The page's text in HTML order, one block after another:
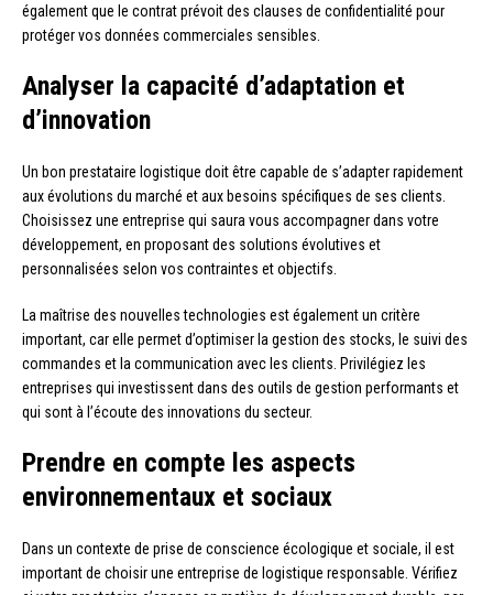
également que le contrat prévoit des clauses de confidentialité pour
protéger vos données commerciales sensibles.
Analyser la capacité d’adaptation et
d’innovation
Un bon prestataire logistique doit être capable de s’adapter rapidement
aux évolutions du marché et aux besoins spécifiques de ses clients.
Choisissez une entreprise qui saura vous accompagner dans votre
développement, en proposant des solutions évolutives et
personnalisées selon vos contraintes et objectifs.
La maîtrise des nouvelles technologies est également un critère
important, car elle permet d’optimiser la gestion des stocks, le suivi des
commandes et la communication avec les clients. Privilégiez les
entreprises qui investissent dans des outils de gestion performants et
qui sont à l’écoute des innovations du secteur.
Prendre en compte les aspects
environnementaux et sociaux
Dans un contexte de prise de conscience écologique et sociale, il est
important de choisir une entreprise de logistique responsable. Vérifiez